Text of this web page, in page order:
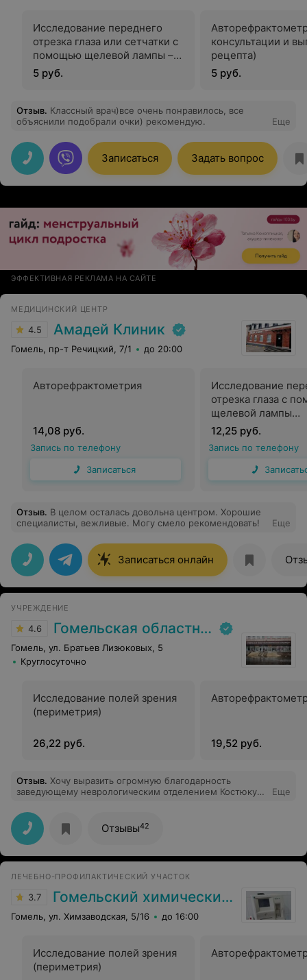
Исследование переднего
отрезка глаза или сетчатки с
помощью щелевой лампы –
дополнительно к основному
приему
5 руб.
консультации и
рецепта)
5 руб.
Отзыв. Классный врач)все очень понравилось, все
объяснили подобрали очки) рекомендую.
Еще
Записаться Задать вопрос
ЭФФЕКТИВНАЯ РЕКЛАМА НА САЙТЕ
МЕДИЦИНСКИЙ ЦЕНТР
4.5 Амадей Клиник
Гомель, пр-т Речицкий, 7/1 до 20:00
Авторефрактометрия
14,08 руб.
Запись по телефону
Записаться
Исследование
отрезка глаза с
щелевой лампы
(биомикроскопия)
12,25 руб.
Запись по телефону
Отзыв. В целом осталась довольна центром. Хорошие
специалисты, вежливые. Могу смело рекомендовать!
Еще
Записаться онлайн
УЧРЕЖДЕНИЕ
4.6 Гомельская областная клиническая больница
Гомель, ул. Братьев Лизюковых, 5
Круглосуточно
Исследование полей зрения
(периметрия)
26,22 руб. 19,52 руб.
Отзыв. Хочу выразить огромную благодарность
заведующему неврологическим отделением Костюку
дорогим качеством на сегодняшний день - это
человечность! Данное качество на сегодняшний день,
к сожалению, осталось буквально у едениц докторов!
Не смотря на преклонный возраст моей мамы, он со
всем вниманием выслушал и госпитализировал. Мама
отделении. Выписана с улучшением! Низкий поклон и
крепкого здоровья Вам, Игорь Павлович! Побольше бы
таких замечательных людей!
Еще
Отзывы42
ЛЕЧЕБНО-ПРОФИЛАКТИЧЕСКИЙ УЧАСТОК
3.7 Гомельский химический завод
Гомель, ул. Химзаводская, 5/16 до 16:00
Исследование полей зрения
(периметрия)